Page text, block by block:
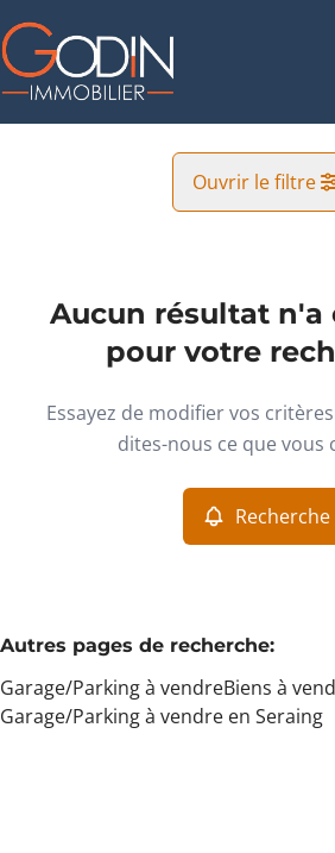
Ouvrir le filtre
Saint-Nicolas (4420) Remove
Garage/Parking Remove
Max. budget
Vue de la
Recherche Trier par
Aucun résultat n'a
pour votre
Essayez de modifier vos
dites-nous ce que vous
Recherche
Autres pages de recherche:
Garage/Parking à vendreBiens à
Garage/Parking à vendre en Seraing